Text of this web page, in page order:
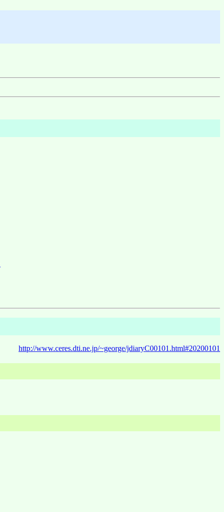
http://www.ceres.dti.ne.jp/~george/jdiaryC00101.html#20200101